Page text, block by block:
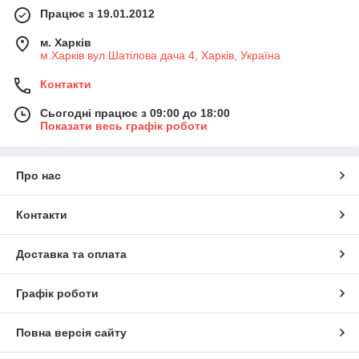
Працює з 19.01.2012
м. Харків
м.Харків вул.Шатілова дача 4, Харків, Україна
Контакти
Сьогодні працює з 09:00 до 18:00
Показати весь графік роботи
Про нас
Контакти
Доставка та оплата
Графік роботи
Повна версія сайту